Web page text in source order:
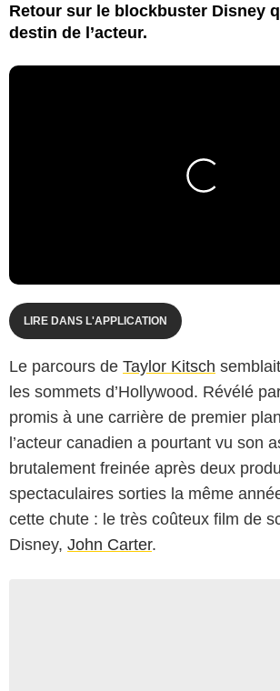
Retour sur le blockbuster Disney
destin de l’acteur.
LIRE DANS L'APPLICATION
Le parcours de Taylor Kitsch
les sommets d’Hollywood. Révélé
promis à une carrière de premier
l’acteur canadien a pourtant vu son
brutalement freinée après deux
spectaculaires sorties la même
cette chute : le très coûteux film de
Disney, John Carter.